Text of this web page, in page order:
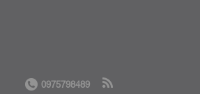
0975798489